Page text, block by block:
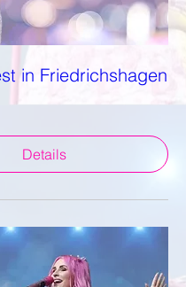
in Friedrichshagen
Details